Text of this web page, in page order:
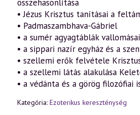
összehasonlítása
• Jézus Krisztus tanításai a
• Padmaszambhava-Gábriel
• a sumér agyagtáblák vallomásai
• a sippari nazír egyház és a
• szellemi erők felvétele
• a szellemi látás alakulása
• a védánta és a görög filozófiai
Kategória: Ezoterikus kereszténység